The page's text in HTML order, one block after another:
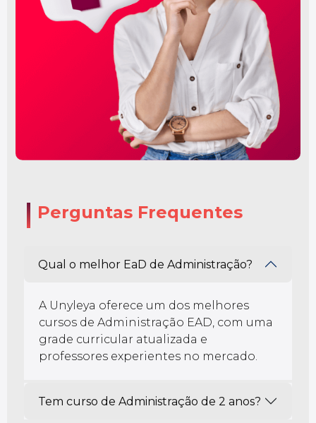
Perguntas Frequentes
Qual o melhor EaD de Administração?
A Unyleya oferece um dos melhores
cursos de Administração EAD, com uma
grade curricular atualizada e
professores experientes no mercado.
Tem curso de Administração de 2 anos?